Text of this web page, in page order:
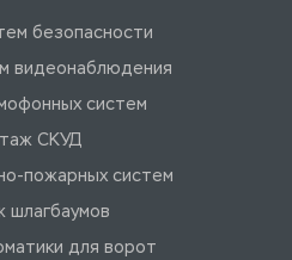
безопасности
видеонаблюдения
систем
СКУД
пожарных систем
шлагбаумов
для ворот